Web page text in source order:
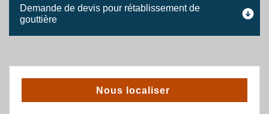
Demande de devis pour rétablissement de
gouttière
Nous localiser